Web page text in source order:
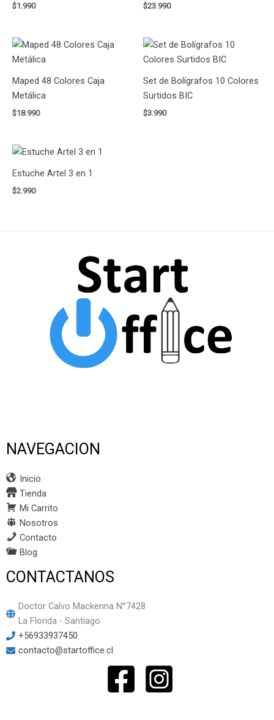
$1.990 $23.990
Maped 48 Colores Caja
Metálica
$18.990
Set de Bolígrafos 10 Colores
Surtidos BIC
$3.990
Estuche Artel 3 en 1
$2.990
NAVEGACION
Inicio
Tienda
Mi Carrito
Nosotros
Contacto
Blog
CONTACTANOS
Doctor Calvo Mackenna N°7428
La Florida - Santiago
+56933937450
contacto@startoffice.cl